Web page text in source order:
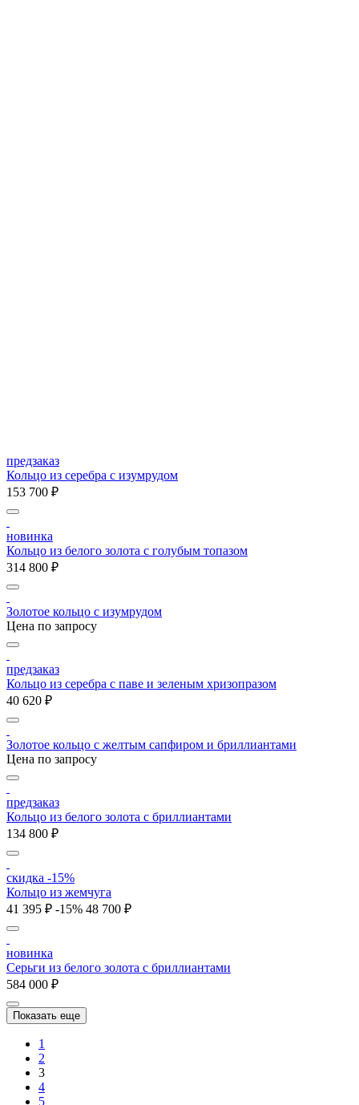
предзаказ
Кольцо из серебра с изумрудом
153 700 ₽
новинка
Кольцо из белого золота с голубым топазом
314 800 ₽
Золотое кольцо с изумрудом
Цена по запросу
предзаказ
Кольцо из серебра с паве и зеленым хризопразом
40 620 ₽
Золотое кольцо с желтым сапфиром и бриллиантами
Цена по запросу
предзаказ
Кольцо из белого золота с бриллиантами
134 800 ₽
скидка -15%
Кольцо из жемчуга
41 395 ₽ -15% 48 700 ₽
новинка
Серьги из белого золота с бриллиантами
584 000 ₽
Показать еще
1
2
3
4
5